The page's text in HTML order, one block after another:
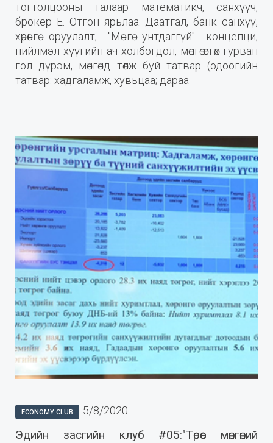
тогтолцооны талаар математикч, санхүүч,
брокер Ё. Отгон ярьлаа. Даатгал, банк санхүү,
хөрөнгө оруулалт, "Мөнгө унтдаггүй" концепци,
нийлмэл хүүгийн ач холбогдол, мөнгө өсгөх гурван
гол дүрэм, мөнгөнд төлж буй татвар (одоогийн
татвар: хадгаламж, хувьцаа; дараа
ECONOMY CLUB 5/8/2020
Эдийн засгийн клуб #05:"Төрөөс мөнгөний